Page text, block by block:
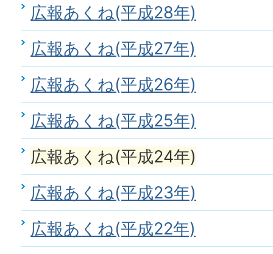
広報あくね(平成28年)
広報あくね(平成27年)
広報あくね(平成26年)
広報あくね(平成25年)
広報あくね(平成24年)
広報あくね(平成23年)
広報あくね(平成22年)